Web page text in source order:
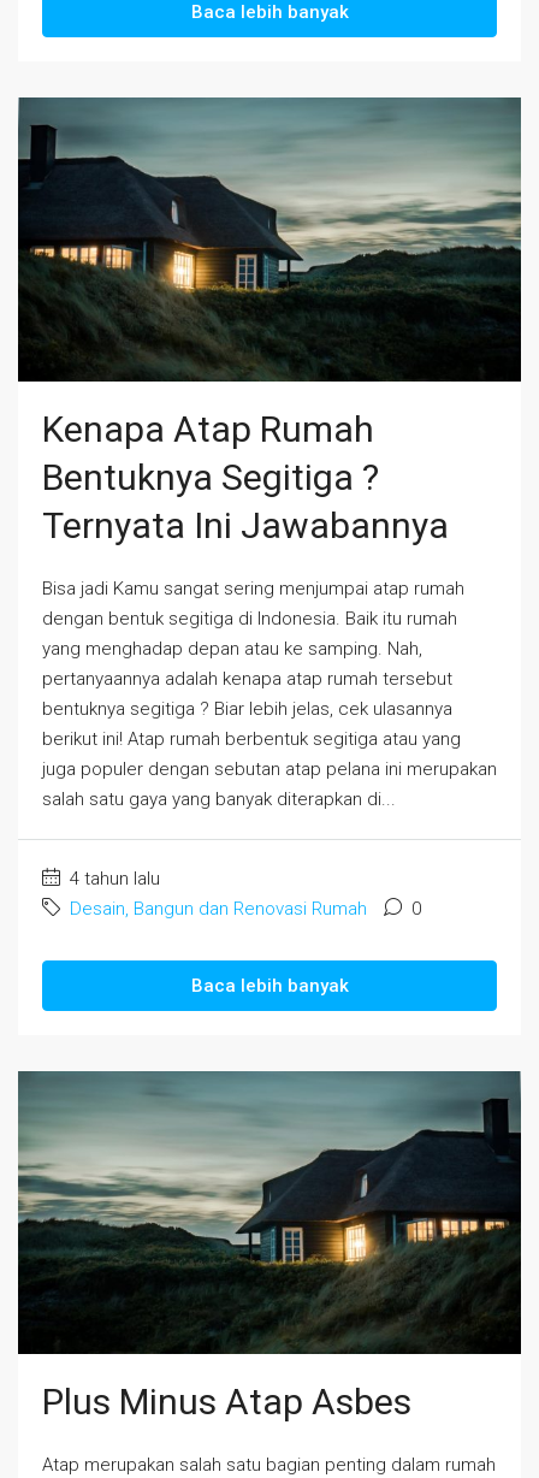
Baca lebih banyak
Kenapa Atap Rumah
Bentuknya Segitiga ?
Ternyata Ini Jawabannya
Bisa jadi Kamu sangat sering menjumpai atap rumah
dengan bentuk segitiga di Indonesia. Baik itu rumah
yang menghadap depan atau ke samping. Nah,
pertanyaannya adalah kenapa atap rumah tersebut
bentuknya segitiga ? Biar lebih jelas, cek ulasannya
berikut ini! Atap rumah berbentuk segitiga atau yang
juga populer dengan sebutan atap pelana ini merupakan
salah satu gaya yang banyak diterapkan di...
4 tahun lalu
Desain, Bangun dan Renovasi Rumah
0
Baca lebih banyak
Plus Minus Atap Asbes
Atap merupakan salah satu bagian penting dalam rumah